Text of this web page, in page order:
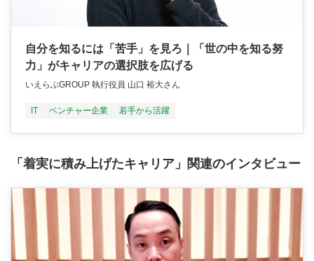
自分を知るには「苦手」を見ろ｜「世の中を知る努
力」がキャリアの選択肢を広げる
いえらぶGROUP 執行役員 山口 裕大さん
IT ベンチャー企業 若手から活躍
「着実に積み上げたキャリア」関連のインタビュー